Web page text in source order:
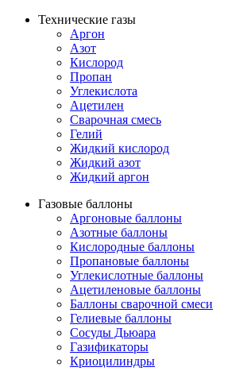
Технические газы
Аргон
Азот
Кислород
Пропан
Углекислота
Ацетилен
Сварочная смесь
Гелий
Жидкий кислород
Жидкий азот
Жидкий аргон
Газовые баллоны
Аргоновые баллоны
Азотные баллоны
Кислородные баллоны
Пропановые баллоны
Углекислотные баллоны
Ацетиленовые баллоны
Баллоны сварочной смеси
Гелиевые баллоны
Сосуды Дьюара
Газификаторы
Криоцилиндры